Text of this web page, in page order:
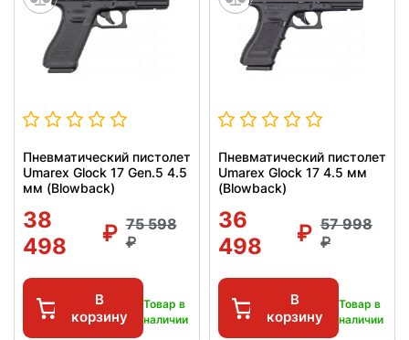
Пневматический пистолет
Umarex Glock 17 Gen.5 4.5
мм (Blowback)
38
498
75 598
В
корзину
Товар в
наличии
Пневматический пистолет
Umarex Glock 17 4.5 мм
(Blowback)
36
498
57 998
В
корзину
Товар в
наличии